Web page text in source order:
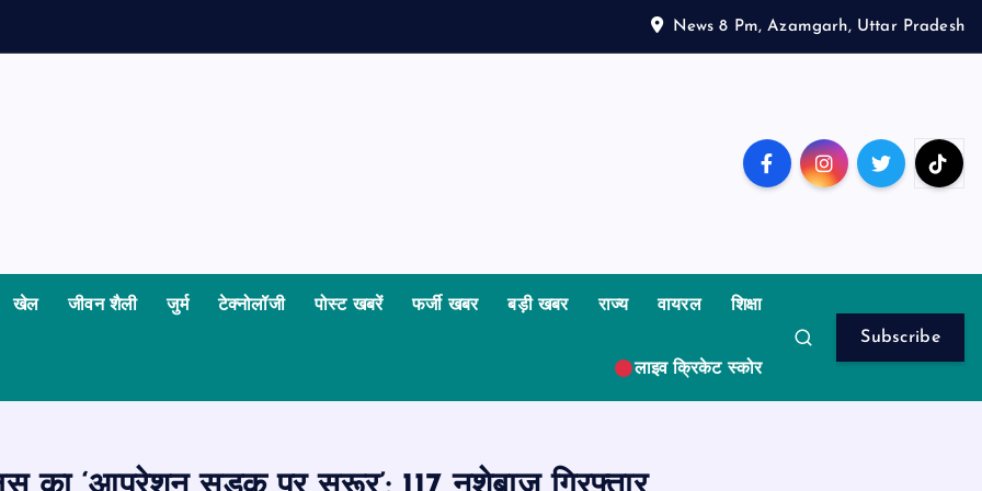
News 8 Pm, Azamgarh, Uttar Pradesh
खेल जीवन शैली जुर्म टेक्नोलॉजी पोस्ट खबरें फर्जी खबर बड़ी खबर राज्य वायरल शिक्षा
लाइव क्रिकेट स्कोर
Subscribe